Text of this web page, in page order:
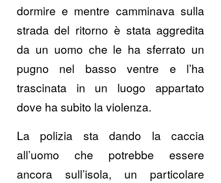
dormire e mentre camminava sulla
strada del ritorno è stata aggredita
da un uomo che le ha sferrato un
pugno nel basso ventre e l’ha
trascinata in un luogo appartato
dove ha subito la violenza.
La polizia sta dando la caccia
all’uomo che potrebbe essere
ancora sull’isola, un particolare